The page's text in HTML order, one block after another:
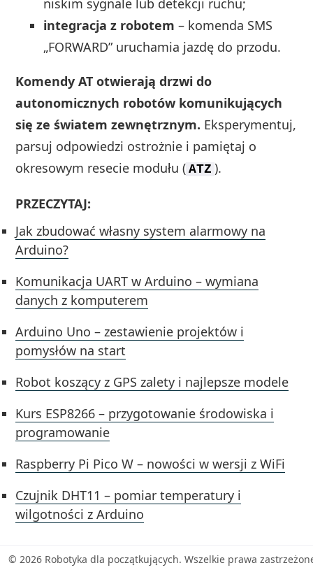
niskim sygnale lub detekcji ruchu;
integracja z robotem – komenda SMS
„FORWARD” uruchamia jazdę do przodu.
Komendy AT otwierają drzwi do
autonomicznych robotów komunikujących
się ze światem zewnętrznym. Eksperymentuj,
parsuj odpowiedzi ostrożnie i pamiętaj o
okresowym resecie modułu ( ATZ ).
PRZECZYTAJ:
Jak zbudować własny system alarmowy na
Arduino?
Komunikacja UART w Arduino – wymiana
danych z komputerem
Arduino Uno – zestawienie projektów i
pomysłów na start
Robot koszący z GPS zalety i najlepsze modele
Kurs ESP8266 – przygotowanie środowiska i
programowanie
Raspberry Pi Pico W – nowości w wersji z WiFi
Czujnik DHT11 – pomiar temperatury i
wilgotności z Arduino
© 2026 Robotyka dla początkujących. Wszelkie prawa